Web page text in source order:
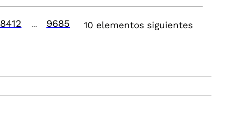
8412 9685 10 elementos siguientes